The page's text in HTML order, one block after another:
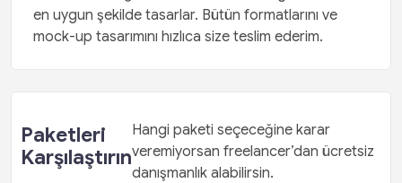
en uygun şekilde tasarlar. Bütün formatlarını ve
mock-up tasarımını hızlıca size teslim ederim.
Paketleri
Karşılaştırın
Hangi paketi seçeceğine karar
veremiyorsan freelancer’dan ücretsiz
danışmanlık alabilirsin.